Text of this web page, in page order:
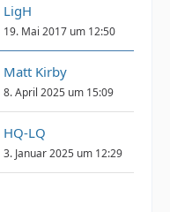
LigH
19. Mai 2017 um 12:50
Matt Kirby
8. April 2025 um 15:09
HQ-LQ
3. Januar 2025 um 12:29